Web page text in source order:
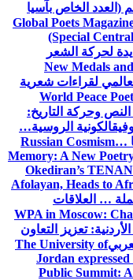
(العدد الخاص بآسيا
Global Poets
(Special
لحركة الشعر
New Medals
لقراءات شعرية
World Peace
النص وحركة التاريخ:
الكونية الروسية…
Russian Cosmism…
Memory: A New
Okediran’s
Afolayan, Heads to
… العلاقات
WPA in Moscow:
تعزيز التعاون
The University of
Jordan
Public Summit: